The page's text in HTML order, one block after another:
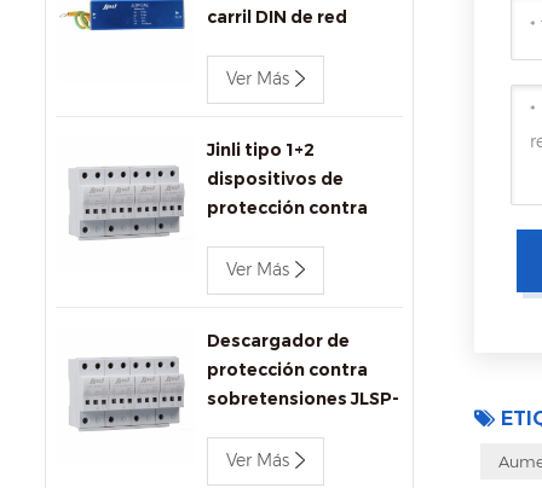
carril DIN de red
1000Mbps
Ver Más
Jinli tipo 1+2
dispositivos de
protección contra
680V
Ver Más
Descargador de
protección contra
sobretensiones JLSP-
Ver Más